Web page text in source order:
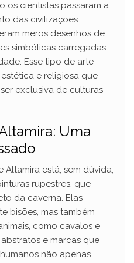
y
V
i
e
o
os cientistas passaram a
das civilizações
meros desenhos de
simbólicas carregadas
Esse tipo de arte
e religiosa que
exclusiva de culturas
Uma
está, sem dúvida,
rupestres, que
da caverna. Elas
bisões, mas também
como cavalos e
e marcas que
não apenas